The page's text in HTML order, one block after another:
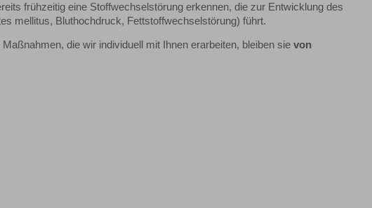
frühzeitig eine Stoffwechselstörung erkennen, die zur Entwicklung des
mellitus, Bluthochdruck, Fettstoffwechselstörung) führt.
die wir individuell mit Ihnen erarbeiten, bleiben sie von